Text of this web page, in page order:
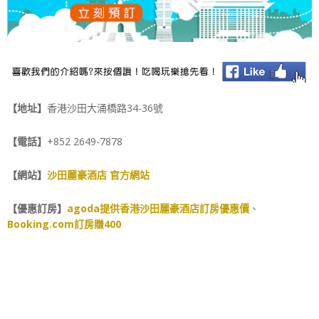
【地址】 香港沙田大涌橋路34-36號
【電話】 +852 2649-7878
【網站】 沙田麗豪酒店 官方網站
【優惠訂房】 agoda提供香港沙田麗豪酒店訂房優惠價 、
Booking.com訂房賺400